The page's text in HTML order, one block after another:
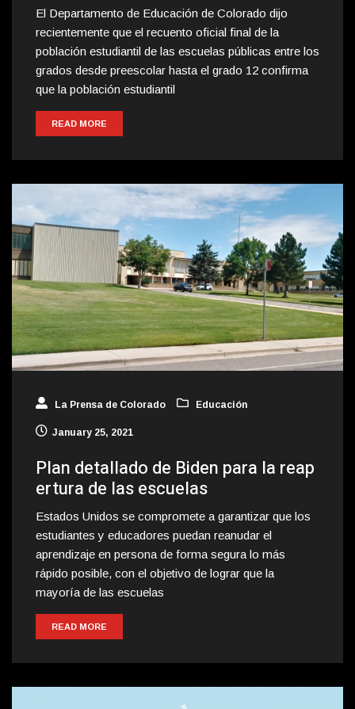
El Departamento de Educación de Colorado dijo
recientemente que el recuento oficial final de la
población estudiantil de las escuelas públicas entre los
grados desde preescolar hasta el grado 12 confirma
que la población estudiantil
READ MORE
La Prensa de Colorado Educación
January 25, 2021
Plan detallado de Biden para la reap
ertura de las escuelas
Estados Unidos se compromete a garantizar que los
estudiantes y educadores puedan reanudar el
aprendizaje en persona de forma segura lo más
rápido posible, con el objetivo de lograr que la
mayoría de las escuelas
READ MORE